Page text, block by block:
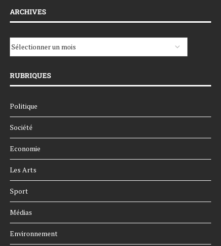
ARCHIVES
RUBRIQUES
Politique
Société
Economie
Les Arts
Sport
Médias
Environnement